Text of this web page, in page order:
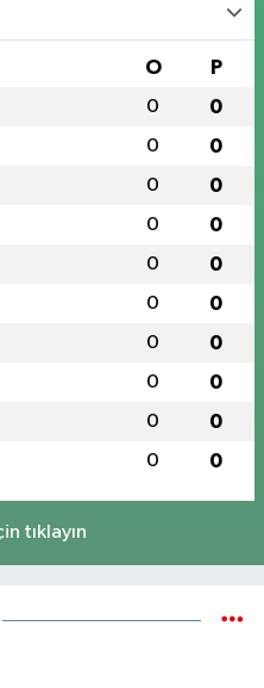
O P
0 0
0 0
0 0
0 0
0 0
0 0
0 0
0 0
0 0
0 0
tıklayın